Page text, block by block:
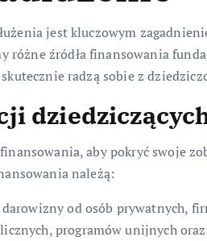
jest kluczowym
różne źródła finansowania
radzą sobie z
aby pokryć swoje
należą:
od osób prywatnych,
programów unijnych